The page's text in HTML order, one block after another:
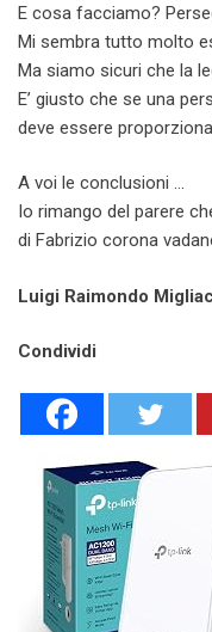
E cosa facciamo?
Mi sembra tutto molto
Ma siamo sicuri che la
E’ giusto che se una
deve essere
A voi le conclusioni …
Io rimango del parere
di Fabrizio corona
Luigi Raimondo
Condividi